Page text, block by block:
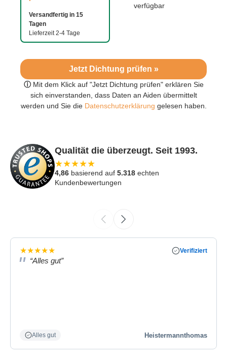
Jetzt Dichtung prüfen »
ⓘ Mit dem Klick auf "Jetzt Dichtung prüfen" erklären Sie
sich einverstanden, dass Daten an Aiden übermittelt
werden und Sie dieDatenschutzerklärung gelesen haben.
Versandfertig in 15
Tagen
Lieferzeit 2-4 Tage
verfügbar
Qualität die überzeugt. Seit 1993.
★★★★★
4,86 basierend auf 5.318 echten
Kundenbewertungen
★★★★★ Verifiziert
“Alles gut”
Alles gut Heistermannthomas